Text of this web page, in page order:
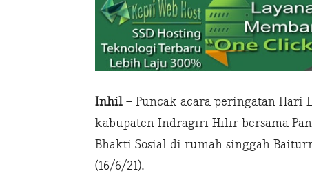
Inhil – Puncak acara peringatan Hari
kabupaten Indragiri Hilir bersama
Bhakti Sosial di rumah singgah
(16/6/21).